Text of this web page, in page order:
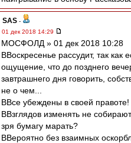
SAS -
01 дек 2018 14:29
МОСФОЛД » 01 дек 2018 10:28
ВВоскресенье рассудит, так как
ощущение, что до позднего
завтрашнего дня говорить,
не о чем...
ВВсе убеждены в своей правоте!
ВВзглядов изменять не
зря бумагу марать?
ВВероятно без взаимных